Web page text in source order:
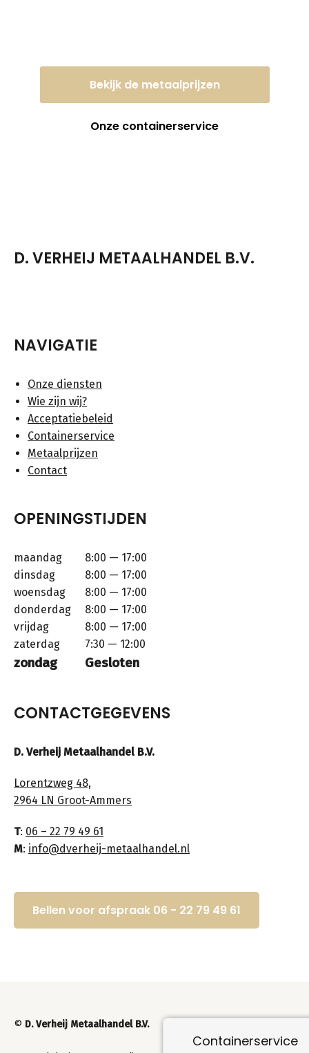
Bekijk de metaalprijzen
Onze containerservice
D. VERHEIJ METAALHANDEL B.V.
NAVIGATIE
Onze diensten
Wie zijn wij?
Acceptatiebeleid
Containerservice
Metaalprijzen
Contact
OPENINGSTIJDEN
maandag
8:00 — 17:00
dinsdag
8:00 — 17:00
woensdag
8:00 — 17:00
donderdag
8:00 — 17:00
vrijdag
8:00 — 17:00
zaterdag
7:30 — 12:00
zondag Gesloten
CONTACTGEGEVENS
D. Verheij Metaalhandel B.V.
Lorentzweg 48,
2964 LN Groot-Ammers
T: 06 – 22 79 49 61
M: info@dverheij-metaalhandel.nl
Bellen voor afspraak 06 - 22 79 49 61
Containerservice
© D. Verheij Metaalhandel B.V.